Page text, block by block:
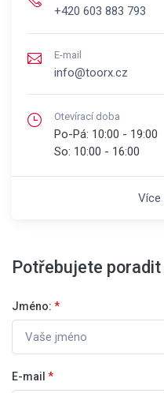
+420 603 883 793
E-mail
info@toorx.cz
Otevírací doba
Po-Pá: 10:00 - 19:00
So: 10:00 - 16:00
Potřebujete
Jméno: *
E-mail *